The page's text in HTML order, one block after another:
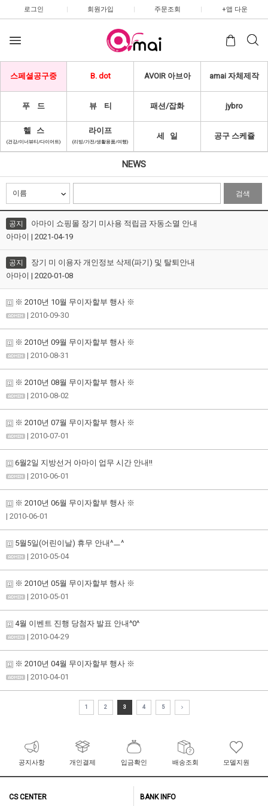
로그인 | 회원가입 | 주문조회 | +앱 다운
스페셜공구중 B. dot AVOIR 아브아 amai 자체제작
푸 드 뷰 티 패션/잡화 jybro
헬 스
(건강/이너뷰티/다이어트)
라이프
(리빙/가전/생활용품/여행)
세 일 공구 스케쥴
NEWS
검색
공지
아마이 쇼핑몰 장기 미사용 적립금 자동소멸 안내
아마이 | 2021-04-19
공지
장기 미 이용자 개인정보 삭제(파기) 및 탈퇴안내
아마이 | 2020-01-08
※ 2010년 10월 무이자할부 행사 ※
| 2010-09-30
※ 2010년 09월 무이자할부 행사 ※
| 2010-08-31
※ 2010년 08월 무이자할부 행사 ※
| 2010-08-02
※ 2010년 07월 무이자할부 행사 ※
| 2010-07-01
6월2일 지방선거 아마이 업무 시간 안내!!
| 2010-06-01
※ 2010년 06월 무이자할부 행사 ※
| 2010-06-01
5월5일(어린이날) 휴무 안내^ㅡ^
| 2010-05-04
※ 2010년 05월 무이자할부 행사 ※
| 2010-05-01
4월 이벤트 진행 당첨자 발표 안내^0^
| 2010-04-29
※ 2010년 04월 무이자할부 행사 ※
| 2010-04-01
1 2 3 4 5
공지사항 개인결제 입금확인 배송조회 모델지원
CS CENTER BANK INFO